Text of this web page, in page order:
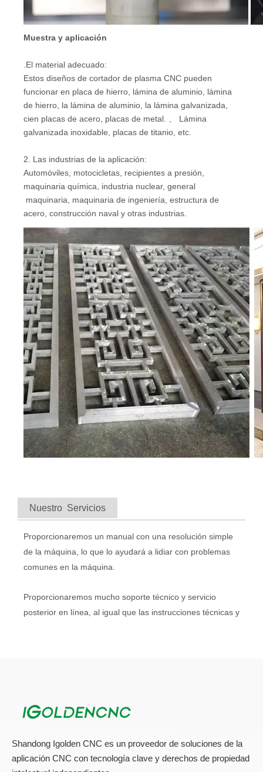
Muestra y aplicación
.El material adecuado:
Estos diseños de cortador de plasma CNC pueden
funcionar en placa de hierro, lámina de aluminio, lámina
de hierro, la lámina de aluminio, la lámina galvanizada,
cien placas de acero, placas de metal. 、 Lámina
galvanizada inoxidable, placas de titanio, etc.
2. Las industrias de la aplicación:
Automóviles, motocicletas, recipientes a presión,
maquinaria química, industria nuclear, general
maquinaria, maquinaria de ingeniería, estructura de
acero, construcción naval y otras industrias.
Nuestro Servicios
Proporcionaremos un manual con una resolución simple
de la máquina, lo que lo ayudará a lidiar con problemas
comunes en la máquina.
Proporcionaremos mucho soporte técnico y servicio
posterior en línea, al igual que las instrucciones técnicas y
Piezas de repuesto y asistencia técnica de 3 rápidos
repuesto significa que se le entregarán piezas de
repuesto tan pronto como tenga demanda. Obtenga
Shandong Igolden CNC es un proveedor de soluciones de la
aplicación CNC con tecnología clave y derechos de propiedad